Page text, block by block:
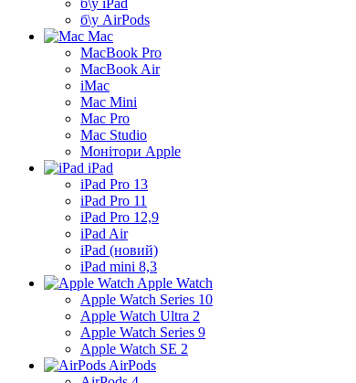
б\у iPad
б\у AirPods
Mac
MacBook Pro
MacBook Air
iMac
Mac Mini
Mac Pro
Mac Studio
Монітори Apple
iPad
iPad Pro 13
iPad Pro 11
iPad Pro 12,9
iPad Air
iPad (новий)
iPad mini 8,3
Apple Watch
Apple Watch Series 10
Apple Watch Ultra 2
Apple Watch Series 9
Apple Watch SE 2
AirPods